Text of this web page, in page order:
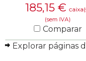
185,15 €
(sem IVA)
Comparar
SAIBA MAIS
Explorar páginas